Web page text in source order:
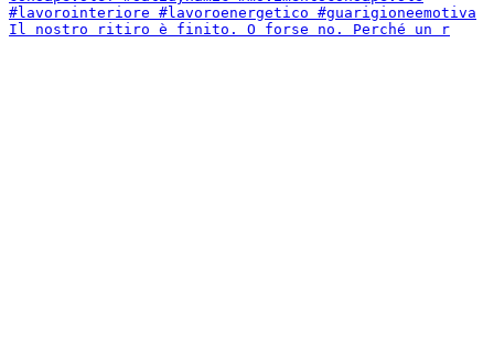
Il nostro ritiro è finito. O forse no. Perché un r